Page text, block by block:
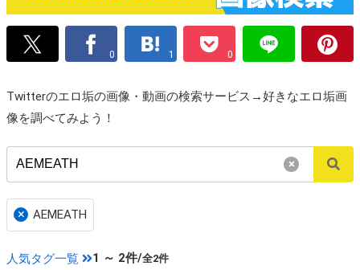
0 1 0
Twitterのエロ垢の画像・動画の検索サービス→好きなエロ垢画
像を調べてみよう！
×
× AEMEATH
人気タグ一覧 1 ～ 2件/全2件